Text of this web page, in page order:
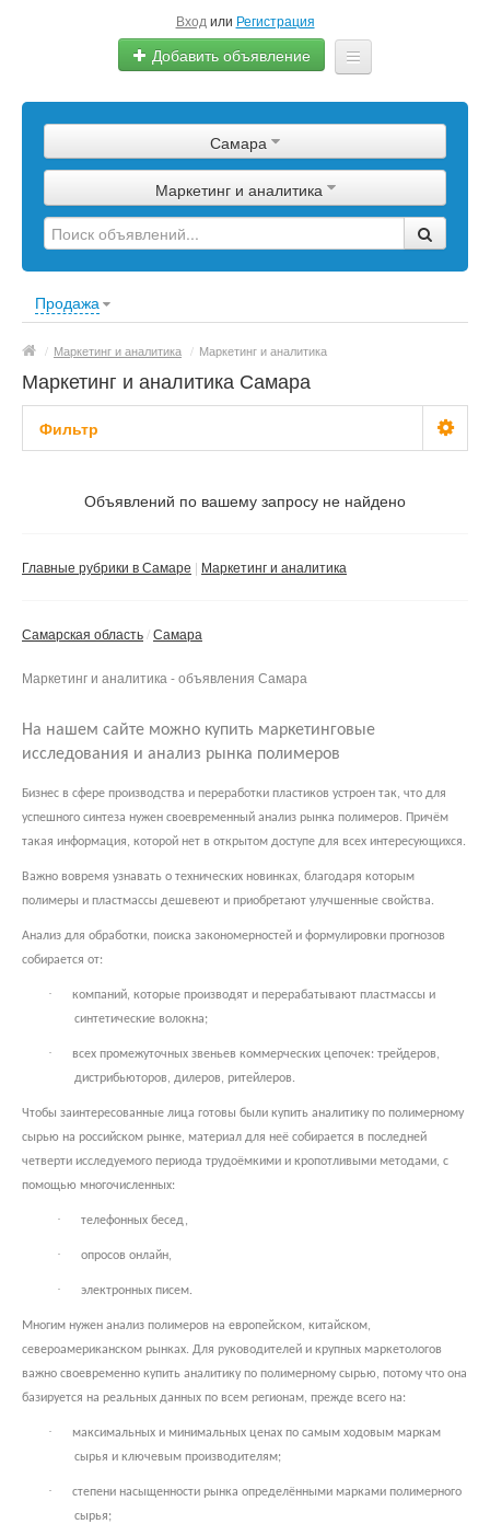
Вход или Регистрация
Добавить объявление
Сырье
Изделия
Оборудование
Самара
Маркетинг и аналитика
Продажа
/ Маркетинг и аналитика / Маркетинг и аналитика
Маркетинг и аналитика Самара
Фильтр
Частное лицо
Объявлений по вашему запросу не найдено
Главные рубрики в Самаре Маркетинг и аналитика
Самарская область Самара
Маркетинг и аналитика - объявления Самара
На нашем сайте можно купить маркетинговые
исследования и анализ рынка полимеров
Бизнес в сфере производства и переработки пластиков устроен так, что для
успешного синтеза нужен своевременный анализ рынка полимеров. Причём
такая информация, которой нет в открытом доступе для всех интересующихся.
Важно вовремя узнавать о технических новинках, благодаря которым
полимеры и пластмассы дешевеют и приобретают улучшенные свойства.
Анализ для обработки, поиска закономерностей и формулировки прогнозов
собирается от:
·
компаний, которые производят и перерабатывают пластмассы и
синтетические волокна;
·
всех промежуточных звеньев коммерческих цепочек: трейдеров,
дистрибьюторов, дилеров, ритейлеров.
Чтобы заинтересованные лица готовы были купить аналитику по полимерному
сырью на российском рынке, материал для неё собирается в последней
четверти исследуемого периода трудоёмкими и кропотливыми методами, с
помощью многочисленных:
· телефонных бесед,
· опросов онлайн,
· электронных писем.
Многим нужен анализ полимеров на европейском, китайском,
североамериканском рынках. Для руководителей и крупных маркетологов
важно своевременно купить аналитику по полимерному сырью, потому что она
базируется на реальных данных по всем регионам, прежде всего на:
·
максимальных и минимальных ценах по самым ходовым маркам
сырья и ключевым производителям;
·
степени насыщенности рынка определёнными марками полимерного
сырья;